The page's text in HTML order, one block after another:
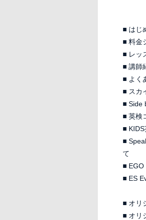
■ はじ
■ 料金
■ レッ
■ 講師
■ よく
■ スカ
■ Side
■ 英検
■
■
て
■ EGO
■ ES
■ オリ
■ オリ